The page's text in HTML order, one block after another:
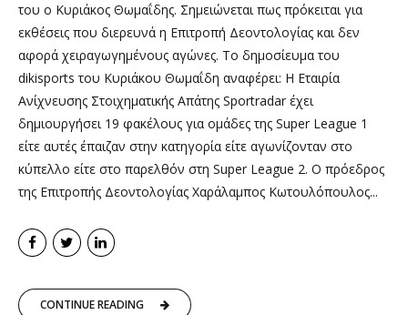
του ο Κυριάκος Θωμαΐδης. Σημειώνεται πως πρόκειται για
εκθέσεις που διερευνά η Επιτροπή Δεοντολογίας και δεν
αφορά χειραγωγημένους αγώνες. Το δημοσίευμα του
dikisports του Κυριάκου Θωμαΐδη αναφέρει: Η Εταιρία
Ανίχνευσης Στοιχηματικής Απάτης Sportradar έχει
δημιουργήσει 19 φακέλους για ομάδες της Super League 1
είτε αυτές έπαιζαν στην κατηγορία είτε αγωνίζονταν στο
κύπελλο είτε στο παρελθόν στη Super League 2. Ο πρόεδρος
της Επιτροπής Δεοντολογίας Χαράλαμπος Κωτουλόπουλος...
CONTINUE READING